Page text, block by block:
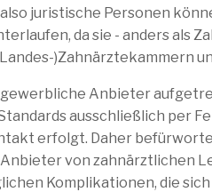
juristische Personen
da sie - anders als
)Zahnärztekammern
Anbieter
ausschließlich per
erfolgt. Daher
von zahnärztlichen
Komplikationen, die